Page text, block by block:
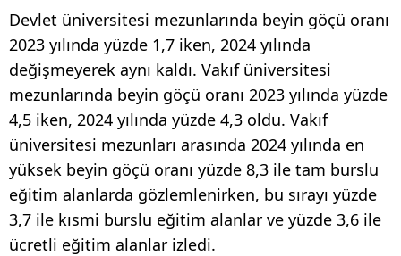
Devlet üniversitesi mezunlarında beyin göçü oranı
2023 yılında yüzde 1,7 iken, 2024 yılında
değişmeyerek aynı kaldı. Vakıf üniversitesi
mezunlarında beyin göçü oranı 2023 yılında yüzde
4,5 iken, 2024 yılında yüzde 4,3 oldu. Vakıf
üniversitesi mezunları arasında 2024 yılında en
yüksek beyin göçü oranı yüzde 8,3 ile tam burslu
eğitim alanlarda gözlemlenirken, bu sırayı yüzde
3,7 ile kısmi burslu eğitim alanlar ve yüzde 3,6 ile
ücretli eğitim alanlar izledi.